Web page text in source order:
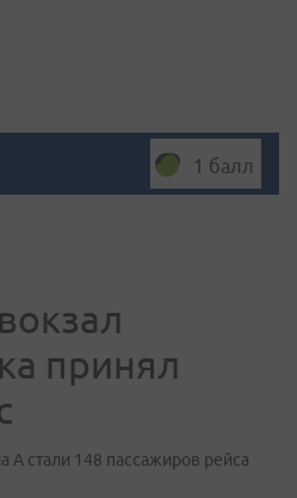
1 балл
принял
стали 148 пассажиров рейса